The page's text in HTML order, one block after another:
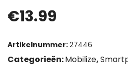
€13.99
Artikelnummer:27446
Categorieën:Mobilize,